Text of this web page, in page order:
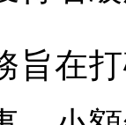
旨在